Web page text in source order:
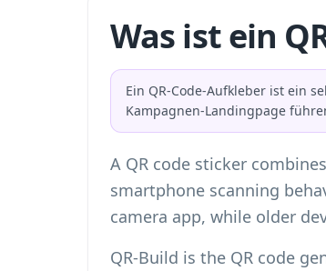
Was ist ein
Ein QR-Code-Aufkleber ist ein
Kampagnen-Landingpage
A QR code sticker
smartphone scanning
camera app, while older
QR-Build is the QR code